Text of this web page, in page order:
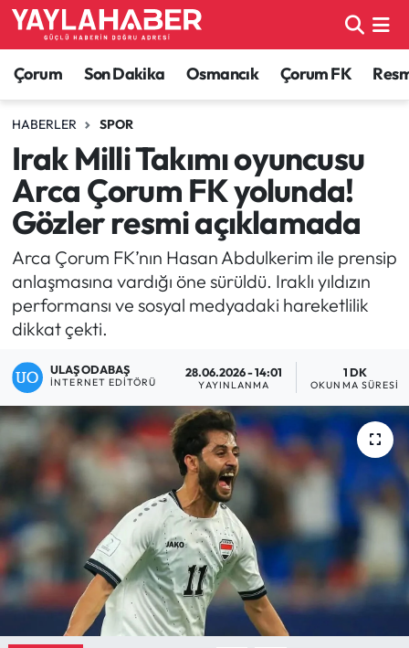
Çorum Son Dakika Osmancık Çorum FK
HABERLER SPOR
Irak Milli Takımı oyuncusu
Arca Çorum FK yolunda!
Gözler resmi açıklamada
Arca Çorum FK’nın Hasan Abdulkerim ile prensip
anlaşmasına vardığı öne sürüldü. Iraklı yıldızın
performansı ve sosyal medyadaki hareketlilik
dikkat çekti.
ULAŞ ODABAŞ
İNTERNET EDITÖRÜ
28.06.2026 - 14:01
YAYINLANMA
1 DK
OKUNMA SÜRESI
Alaca Haberleri
Bayat Haberleri
Bilgi - Keşfet Haberleri
Bilim ve Teknoloji
Boğazkale Haberleri
Çorum Haberleri
Eğitim
Ekonomi
Güncel
İskilip Haberleri
Kargı Haberleri
Çorum Nöbetçi Eczaneler
Çorum Hava Durumu
Çorum Namaz Vakitleri
Çorum Trafik Yoğunluk Haritası
TFF 1.Lig Puan Durumu ve Fikstür
Tüm Manşetler